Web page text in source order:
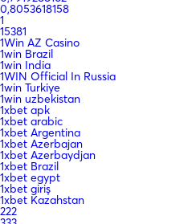
0,8053618158
1
15381
1Win AZ Casino
1win Brazil
1win India
1WIN Official In Russia
1win Turkiye
1win uzbekistan
1xbet apk
1xbet arabic
1xbet Argentina
1xbet Azerbajan
1xbet Azerbaydjan
1xbet Brazil
1xbet egypt
1xbet giriş
1xbet Kazahstan
222